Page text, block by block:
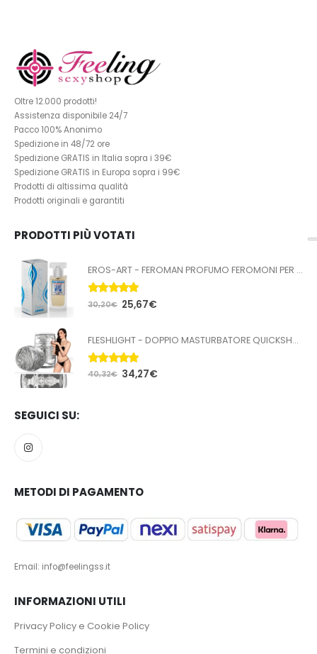
Oltre 12.000 prodotti!
Assistenza disponibile 24/7
Pacco 100% Anonimo
Spedizione in 48/72 ore
Spedizione GRATIS in Italia sopra i 39€
Spedizione GRATIS in Europa sopra i 99€
Prodotti di altissima qualità
Prodotti originali e garantiti
PRODOTTI PIÙ VOTATI
EROS-ART - FEROMAN PROFUMO FEROMONI PER UOMO 50 ML
5.00Su 5
30,20€ 25,67€
FLESHLIGHT - DOPPIO MASTURBATORE QUICKSHOT STOYA
5.00Su 5
40,32€ 34,27€
SEGUICI SU:
METODI DI PAGAMENTO
Email: info@feelingss.it
INFORMAZIONI UTILI
Privacy Policy e Cookie Policy
Termini e condizioni